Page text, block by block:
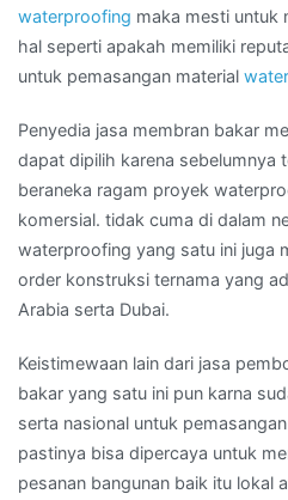
waterproofing maka mesti untuk
hal seperti apakah memiliki
untuk pemasangan material
Penyedia jasa membran bakar
dapat dipilih karena sebelumnya
beraneka ragam proyek
komersial. tidak cuma di dalam
waterproofing yang satu ini juga
order konstruksi ternama yang
Arabia serta Dubai.
Keistimewaan lain dari jasa
bakar yang satu ini pun karna
serta nasional untuk
pastinya bisa dipercaya untuk
pesanan bangunan baik itu lokal